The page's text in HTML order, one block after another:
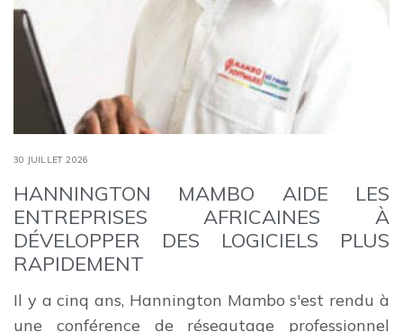
30 JUILLET 2026
HANNINGTON MAMBO AIDE LES
ENTREPRISES AFRICAINES À
DÉVELOPPER DES LOGICIELS PLUS
RAPIDEMENT
Il y a cinq ans, Hannington Mambo s'est rendu à
une conférence de réseautage professionnel